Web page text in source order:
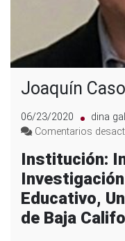
Joaquín
06/23/2020
dina
Comentarios
Institución:
Educativo,
de Baja